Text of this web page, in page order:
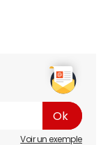
Voir un exemple